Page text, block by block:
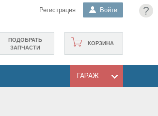
?
Регистрация Войти
КОРЗИНА
ПОДОБРАТЬ
ЗАПЧАСТИ
ГАРАЖ